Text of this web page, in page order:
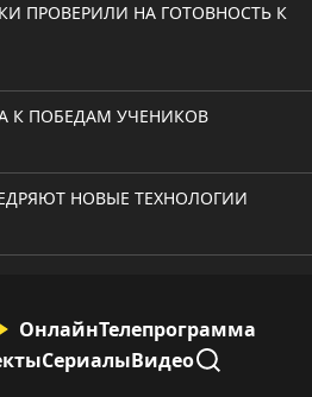
ПРОВЕРИЛИ НА ГОТОВНОСТЬ К
К ПОБЕДАМ УЧЕНИКОВ
НОВЫЕ ТЕХНОЛОГИИ
ОнлайнТелепрограмма
СериалыВидео